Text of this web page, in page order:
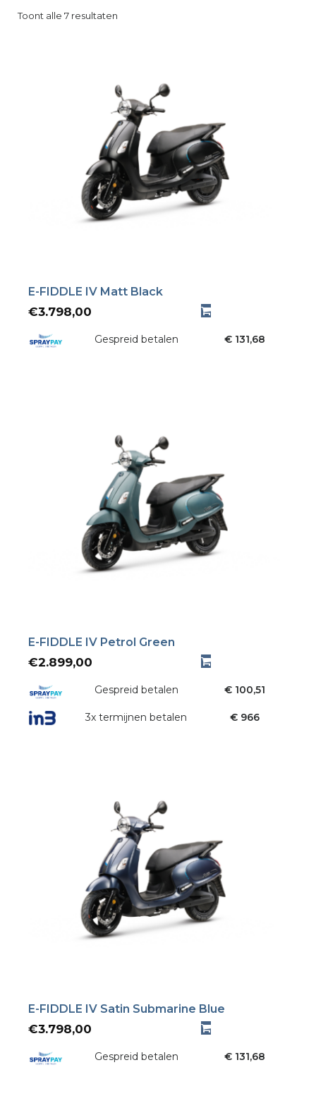
Toont alle 7 resultaten
E-FIDDLE IV Matt Black
€3.798,00
Gespreid betalen € 131,68
E-FIDDLE IV Petrol Green
€2.899,00
Gespreid betalen € 100,51
3x termijnen betalen € 966
E-FIDDLE IV Satin Submarine Blue
€3.798,00
Gespreid betalen € 131,68